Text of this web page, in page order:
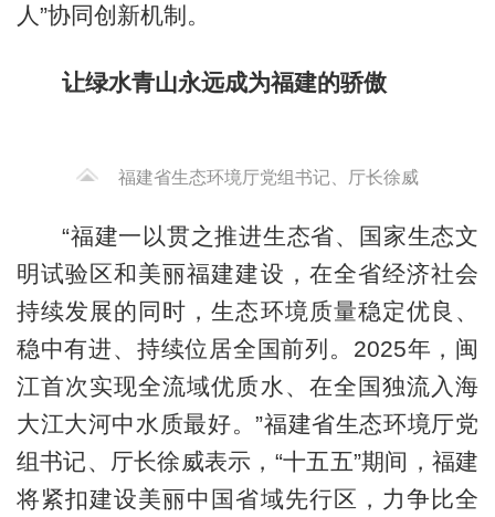
人”协同创新机制。
让绿水青山永远成为福建的骄傲
福建省生态环境厅党组书记、厅长徐威
“福建一以贯之推进生态省、国家生态文
明试验区和美丽福建建设，在全省经济社会
持续发展的同时，生态环境质量稳定优良、
稳中有进、持续位居全国前列。2025年，闽
江首次实现全流域优质水、在全国独流入海
大江大河中水质最好。”福建省生态环境厅党
组书记、厅长徐威表示，“十五五”期间，福建
将紧扣建设美丽中国省域先行区，力争比全